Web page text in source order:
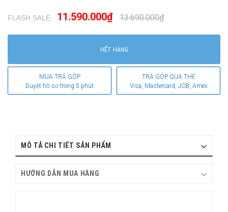
FLASH SALE: 11.590.000₫ 13.690.000₫
HẾT HÀNG
MUA TRẢ GÓP
Duyệt hồ sơ trong 5 phút
TRẢ GÓP QUA THẺ
Visa, Mastercard, JCB, Amex
MÔ TẢ CHI TIẾT SẢN PHẨM
HƯỚNG DẪN MUA HÀNG